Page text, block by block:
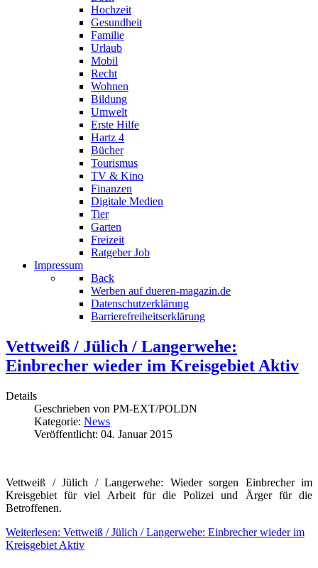
Hochzeit
Gesundheit
Familie
Urlaub
Mobil
Recht
Wohnen
Bildung
Umwelt
Erste Hilfe
Hartz 4
Bücher
Tourismus
TV & Kino
Finanzen
Digitale Medien
Tier
Garten
Freizeit
Ratgeber Job
Impressum
Back
Werben auf dueren-magazin.de
Datenschutzerklärung
Barrierefreiheitserklärung
Vettweiß / Jülich / Langerwehe:
Einbrecher wieder im Kreisgebiet Aktiv
Details
Geschrieben von PM-EXT/POLDN
Kategorie: News
Veröffentlicht: 04. Januar 2015
Vettweiß / Jülich / Langerwehe: Wieder sorgen Einbrecher im
Kreisgebiet für viel Arbeit für die Polizei und Ärger für die
Betroffenen.
Weiterlesen: Vettweiß / Jülich / Langerwehe: Einbrecher wieder im
Kreisgebiet Aktiv